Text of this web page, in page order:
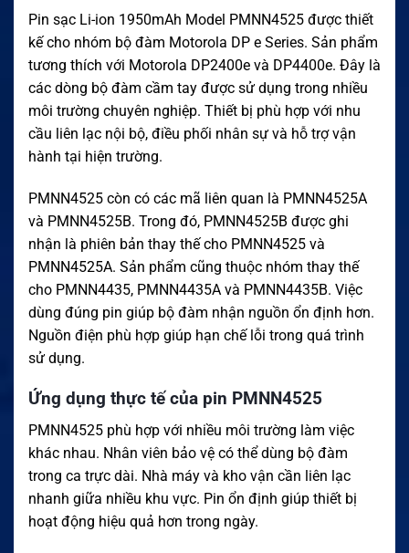
Pin sạc Li-ion 1950mAh Model PMNN4525 được thiết
kế cho nhóm bộ đàm Motorola DP e Series. Sản phẩm
tương thích với Motorola DP2400e và DP4400e. Đây là
các dòng bộ đàm cầm tay được sử dụng trong nhiều
môi trường chuyên nghiệp. Thiết bị phù hợp với nhu
cầu liên lạc nội bộ, điều phối nhân sự và hỗ trợ vận
hành tại hiện trường.
PMNN4525 còn có các mã liên quan là PMNN4525A
và PMNN4525B. Trong đó, PMNN4525B được ghi
nhận là phiên bản thay thế cho PMNN4525 và
PMNN4525A. Sản phẩm cũng thuộc nhóm thay thế
cho PMNN4435, PMNN4435A và PMNN4435B. Việc
dùng đúng pin giúp bộ đàm nhận nguồn ổn định hơn.
Nguồn điện phù hợp giúp hạn chế lỗi trong quá trình
sử dụng.
Ứng dụng thực tế của pin PMNN4525
PMNN4525 phù hợp với nhiều môi trường làm việc
khác nhau. Nhân viên bảo vệ có thể dùng bộ đàm
trong ca trực dài. Nhà máy và kho vận cần liên lạc
nhanh giữa nhiều khu vực. Pin ổn định giúp thiết bị
hoạt động hiệu quả hơn trong ngày.